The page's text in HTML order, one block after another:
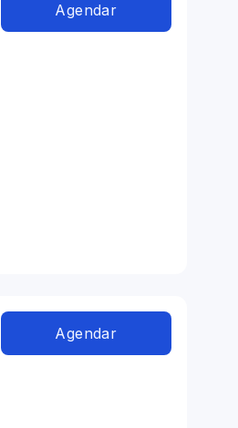
Agendar
Agendar